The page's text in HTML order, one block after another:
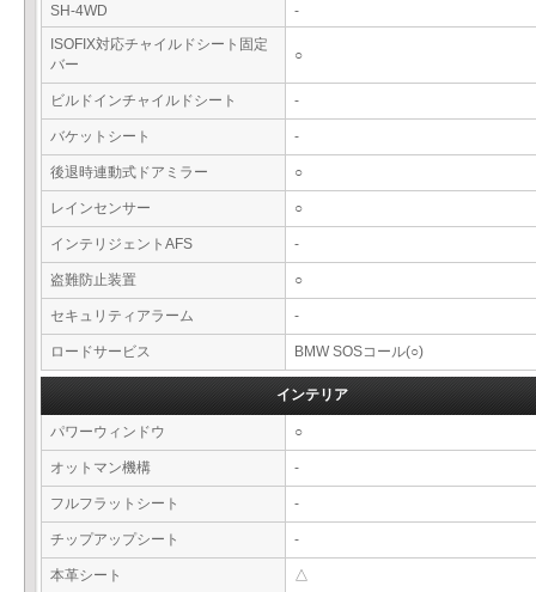
SH-4WD
-
ISOFIX対応チャイルドシート固定
バー
○
ビルドインチャイルドシート -
バケットシート -
後退時連動式ドアミラー ○
レインセンサー ○
インテリジェントAFS -
盗難防止装置 ○
セキュリティアラーム -
ロードサービス BMW SOSコール(○)
インテリア
パワーウィンドウ ○
オットマン機構 -
フルフラットシート -
チップアップシート -
本革シート △